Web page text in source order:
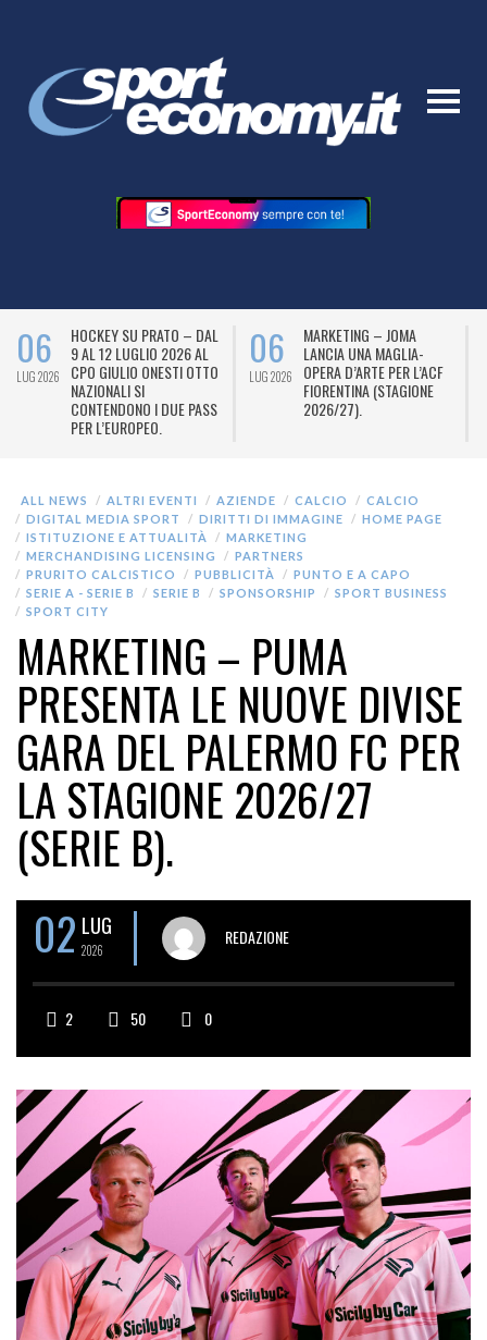
06
LUG 2026
HOCKEY SU PRATO – DAL
9 AL 12 LUGLIO 2026 AL
CPO GIULIO ONESTI OTTO
NAZIONALI SI
CONTENDONO I DUE PASS
PER L’EUROPEO.
06
LUG 2026
MARKETING – JOMA
LANCIA UNA MAGLIA-
OPERA D’ARTE PER L’ACF
FIORENTINA (STAGIONE
2026/27).
ALL NEWS ALTRI EVENTI AZIENDE CALCIO
CALCIO
DIGITAL MEDIA SPORT
DIRITTI DI IMMAGINE
HOME PAGE
ISTITUZIONE E ATTUALITÀ
MARKETING
MERCHANDISING LICENSING
PARTNERS
PRURITO CALCISTICO
PUBBLICITÀ
PUNTO E A CAPO
SERIE A - SERIE B
SERIE B SPONSORSHIP
SPORT BUSINESS
SPORT CITY
MARKETING – PUMA
PRESENTA LE NUOVE DIVISE
GARA DEL PALERMO FC PER
LA STAGIONE 2026/27
(SERIE B).
02 LUG
2026
REDAZIONE
2 50 0